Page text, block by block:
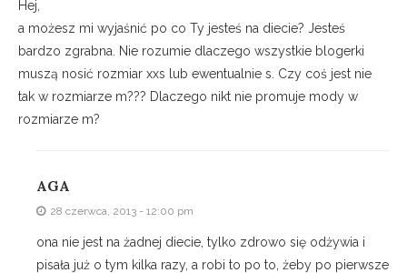
Hej,
a możesz mi wyjaśnić po co Ty jesteś na diecie? Jesteś
bardzo zgrabna. Nie rozumie dlaczego wszystkie blogerki
muszą nosić rozmiar xxs lub ewentualnie s. Czy coś jest nie
tak w rozmiarze m??? Dlaczego nikt nie promuje mody w
rozmiarze m?
AGA
28 czerwca, 2013 - 12:00 pm
ona nie jest na żadnej diecie, tylko zdrowo się odżywia i
pisała już o tym kilka razy, a robi to po to, żeby po pierwsze